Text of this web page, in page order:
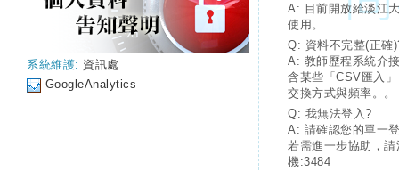
系統維護: 資訊處
GoogleAnalytics
A: 目前開放給淡江
使用。
Q: 資料不完整(正確
A: 教師歷程系統介
含某些「CSV匯入
交換方式與頻率。。
Q: 我無法登入?
A: 請確認您的單一
若需進一步協助，
機:3484